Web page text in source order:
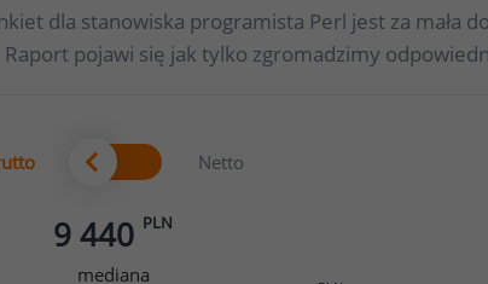
dla stanowiska programista Perl jest za mała
Raport pojawi się jak tylko zgromadzimy
Netto
9 440 PLN
mediana